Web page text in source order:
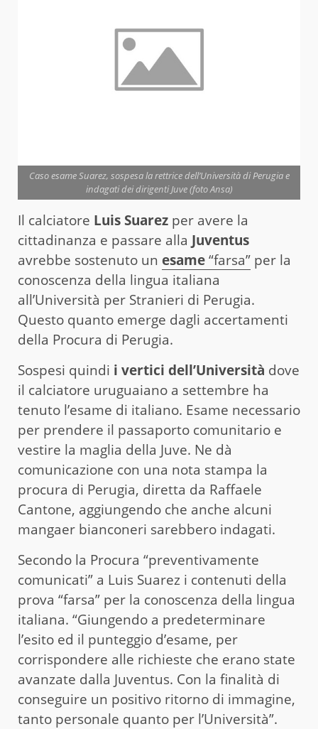
Caso esame Suarez, sospesa la rettrice dell’Università di Perugia e
indagati dei dirigenti Juve (foto Ansa)
Il calciatore Luis Suarez per avere la
cittadinanza e passare alla Juventus
avrebbe sostenuto un esame“farsa” per la
conoscenza della lingua italiana
all’Università per Stranieri di Perugia.
Questo quanto emerge dagli accertamenti
della Procura di Perugia.
Sospesi quindi i vertici dell’Università dove
il calciatore uruguaiano a settembre ha
tenuto l’esame di italiano. Esame necessario
per prendere il passaporto comunitario e
vestire la maglia della Juve. Ne dà
comunicazione con una nota stampa la
procura di Perugia, diretta da Raffaele
Cantone, aggiungendo che anche alcuni
mangaer bianconeri sarebbero indagati.
Secondo la Procura “preventivamente
comunicati” a Luis Suarez i contenuti della
prova “farsa” per la conoscenza della lingua
italiana. “Giungendo a predeterminare
l’esito ed il punteggio d’esame, per
corrispondere alle richieste che erano state
avanzate dalla Juventus. Con la finalità di
conseguire un positivo ritorno di immagine,
tanto personale quanto per l’Università”.